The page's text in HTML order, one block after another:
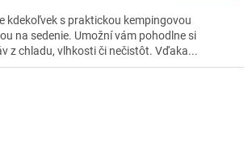
kdekoľvek s praktickou kempingovou
na sedenie. Umožní vám pohodlne si
z chladu, vlhkosti či nečistôt. Vďaka...